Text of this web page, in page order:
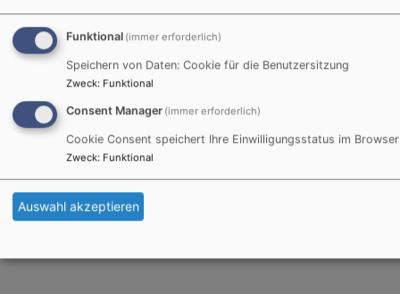
Funktional (immer erforderlich)
Speichern von Daten: Cookie für die Benutzersitzung
Zweck: Funktional
Consent Manager (immer erforderlich)
Cookie Consent speichert Ihre Einwilligungsstatus im Browser
Zweck: Funktional
Auswahl akzeptieren